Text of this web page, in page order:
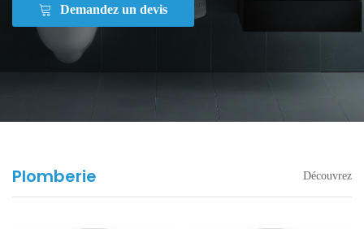
Demandez un devis
Plomberie Découvrez